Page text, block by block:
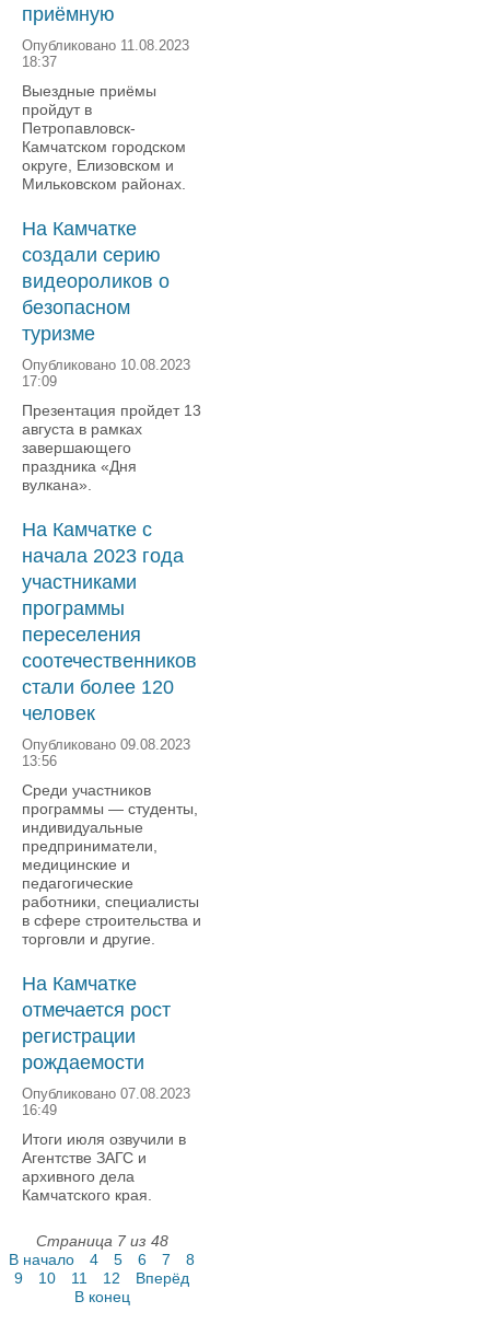
приёмную
Опубликовано 11.08.2023
18:37
Выездные приёмы
пройдут в
Петропавловск-
Камчатском городском
округе, Елизовском и
Мильковском районах.
На Камчатке
создали серию
видеороликов о
безопасном
туризме
Опубликовано 10.08.2023
17:09
Презентация пройдет 13
августа в рамках
завершающего
праздника «Дня
вулкана».
На Камчатке с
начала 2023 года
участниками
программы
переселения
соотечественников
стали более 120
человек
Опубликовано 09.08.2023
13:56
Среди участников
программы — студенты,
индивидуальные
предприниматели,
медицинские и
педагогические
работники, специалисты
в сфере строительства и
торговли и другие.
На Камчатке
отмечается рост
регистрации
рождаемости
Опубликовано 07.08.2023
16:49
Итоги июля озвучили в
Агентстве ЗАГС и
архивного дела
Камчатского края.
Страница 7 из 48
В начало
4 5 6 7
8
9
10 11 12
Вперёд
В конец